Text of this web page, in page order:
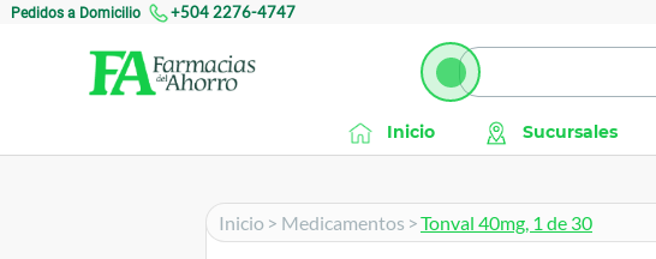
Pedidos a Domicilio +504 2276-4747
Inicio Sucursales
Inicio > Medicamentos >Tonval 40mg, 1 de 30